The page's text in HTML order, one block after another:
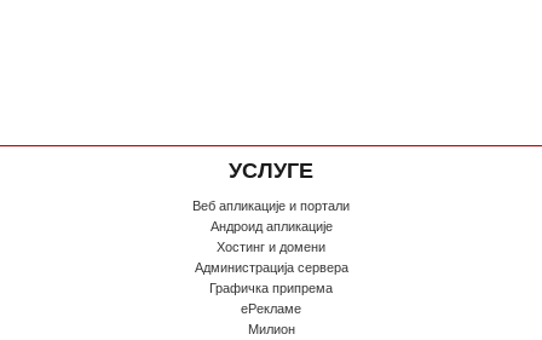
УСЛУГЕ
Веб апликације и портали
Андроид апликације
Хостинг и домени
Администрација сервера
Графичка припрема
еРекламе
Милион